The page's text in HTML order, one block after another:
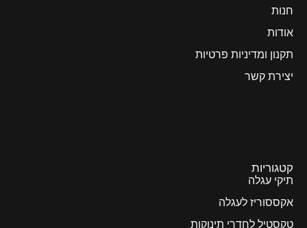
חנות
אודות
תקנון ומדיניות פרטיות
יצירת קשר
קטגוריות
תיקי עגלה
אקססוריז לעגלה
טקסטיל לחדרי תינוקות